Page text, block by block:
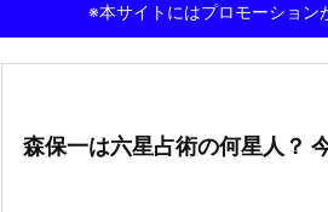
※本サイトにはプロモーション
森保一は六星占術の何星人？